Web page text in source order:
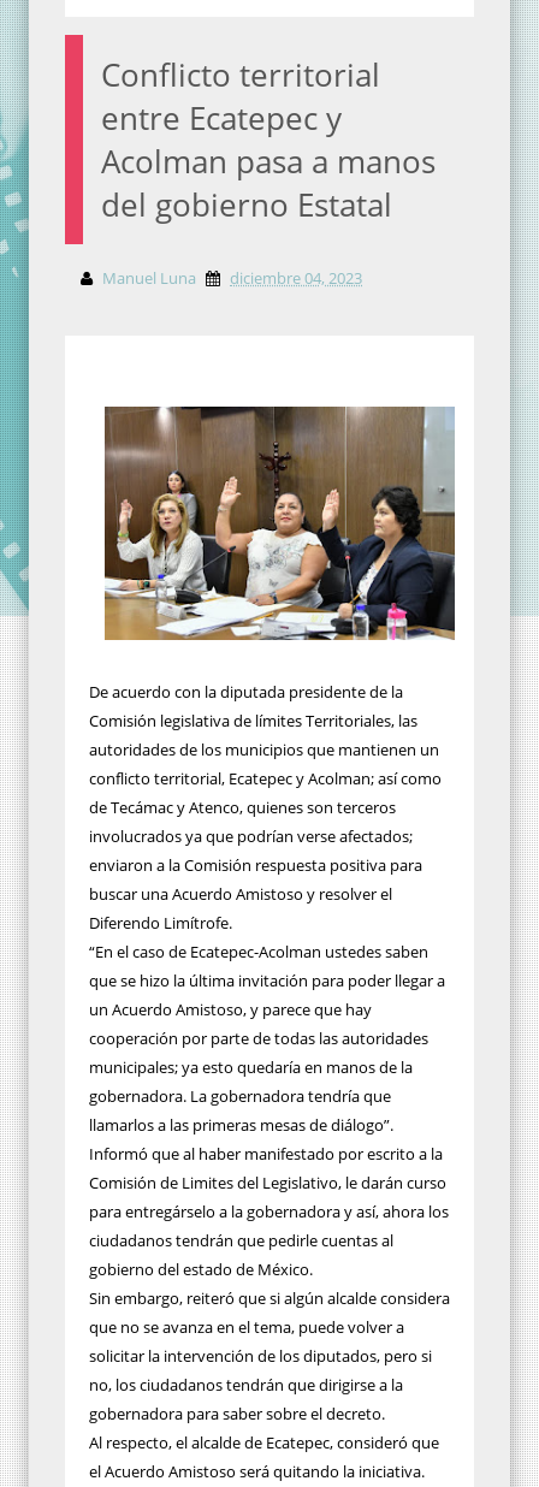
Conflicto territorial
entre Ecatepec y
Acolman pasa a manos
del gobierno Estatal
Manuel Luna diciembre 04, 2023
De acuerdo con la diputada presidente de la
Comisión legislativa de límites Territoriales, las
autoridades de los municipios que mantienen un
conflicto territorial, Ecatepec y Acolman; así como
de Tecámac y Atenco, quienes son terceros
involucrados ya que podrían verse afectados;
enviaron a la Comisión respuesta positiva para
buscar una Acuerdo Amistoso y resolver el
Diferendo Limítrofe.
“En el caso de Ecatepec-Acolman ustedes saben
que se hizo la última invitación para poder llegar a
un Acuerdo Amistoso, y parece que hay
cooperación por parte de todas las autoridades
municipales; ya esto quedaría en manos de la
gobernadora. La gobernadora tendría que
llamarlos a las primeras mesas de diálogo”.
Informó que al haber manifestado por escrito a la
Comisión de Limites del Legislativo, le darán curso
para entregárselo a la gobernadora y así, ahora los
ciudadanos tendrán que pedirle cuentas al
gobierno del estado de México.
Sin embargo, reiteró que si algún alcalde considera
que no se avanza en el tema, puede volver a
solicitar la intervención de los diputados, pero si
no, los ciudadanos tendrán que dirigirse a la
gobernadora para saber sobre el decreto.
Al respecto, el alcalde de Ecatepec, consideró que
el Acuerdo Amistoso será quitando la iniciativa.